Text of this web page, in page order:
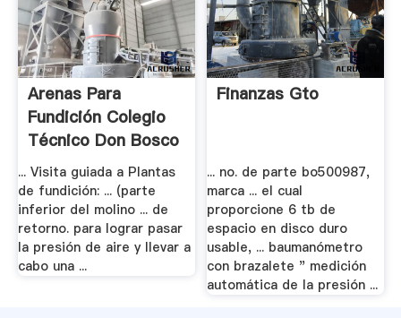
Arenas Para
Fundición Colegio
Técnico Don Bosco
.
... Visita guiada a Plantas
de fundición: ... (parte
inferior del molino ... de
retorno. para lograr pasar
la presión de aire y llevar a
cabo una ...
Finanzas Gto
... no. de parte bo500987,
marca ... el cual
proporcione 6 tb de
espacio en disco duro
usable, ... baumanómetro
con brazalete " medición
automática de la presión ...